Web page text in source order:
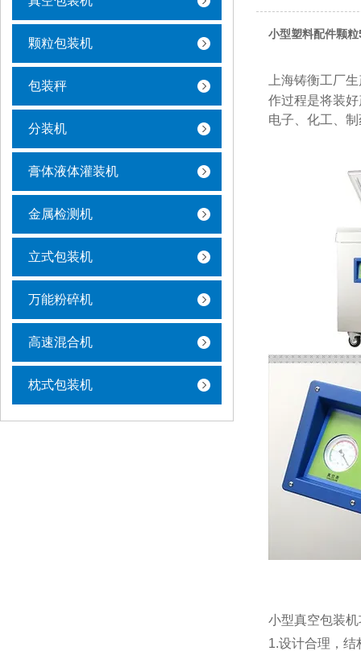
颗粒包装机
包装秤
分装机
膏体液体灌装机
金属检测机
立式包装机
万能粉碎机
高速混合机
枕式包装机
小型塑料配件颗
上海铸衡工厂
作过程是将装
电子、化工、
小型真空包装
1.设计合理，结